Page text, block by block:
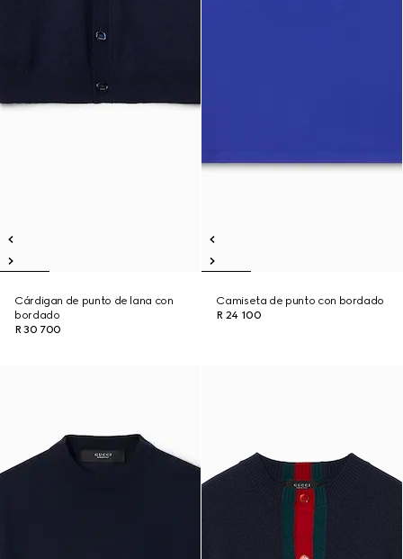
Cárdigan de punto de lana con
bordado
R 30 700
Camiseta de punto con bordado
R 24 100